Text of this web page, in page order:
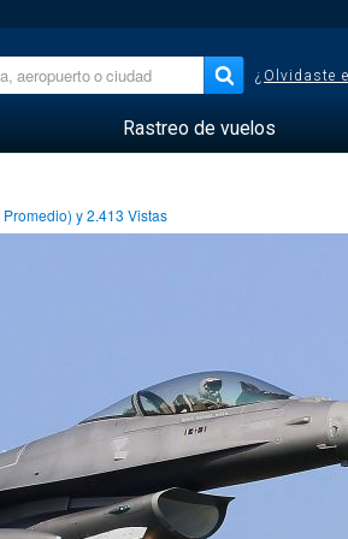
¿Olvidaste
Rastreo de vuelos
Promedio) y2.413 Vistas